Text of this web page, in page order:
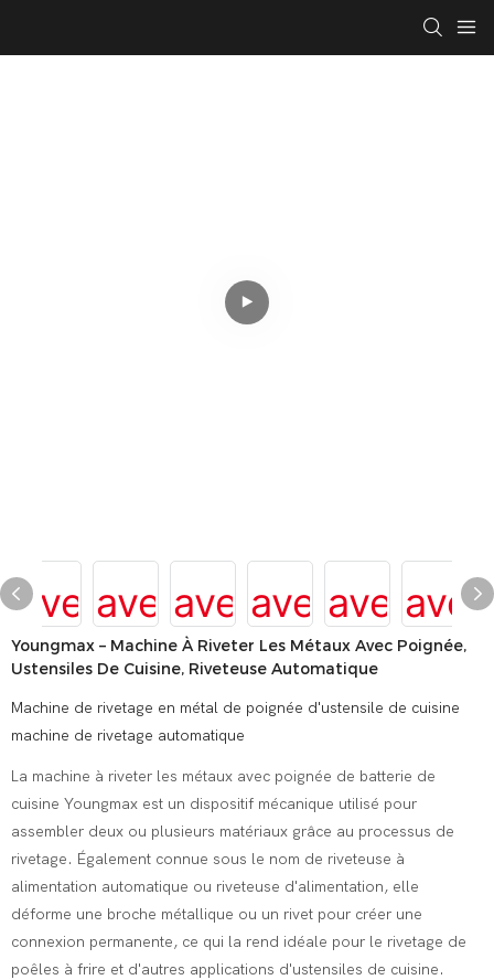
Youngmax – Machine À Riveter Les Métaux Avec Poignée,
Ustensiles De Cuisine, Riveteuse Automatique
Machine de rivetage en métal de poignée d'ustensile de cuisine
machine de rivetage automatique
La machine à riveter les métaux avec poignée de batterie de
cuisine Youngmax est un dispositif mécanique utilisé pour
assembler deux ou plusieurs matériaux grâce au processus de
rivetage. Également connue sous le nom de riveteuse à
alimentation automatique ou riveteuse d'alimentation, elle
déforme une broche métallique ou un rivet pour créer une
connexion permanente, ce qui la rend idéale pour le rivetage de
poêles à frire et d'autres applications d'ustensiles de cuisine.